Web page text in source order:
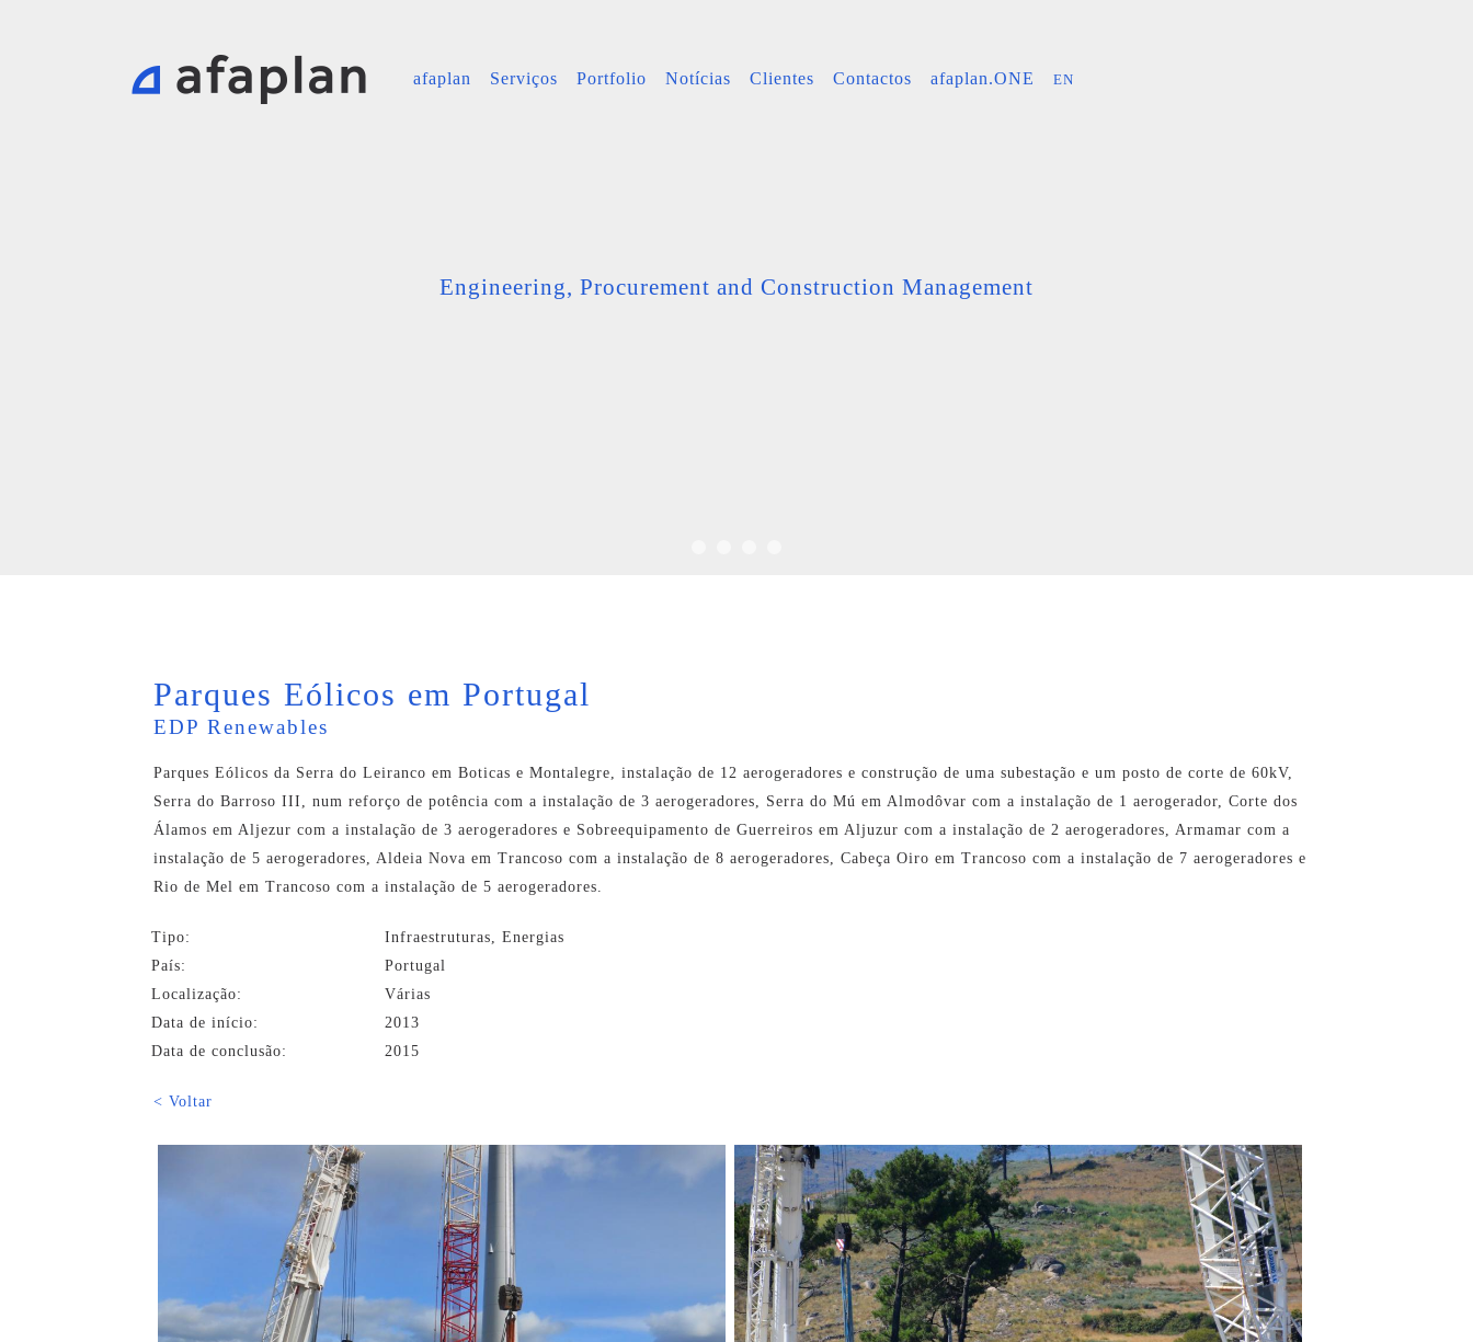
afaplan Serviços Portfolio Notícias Clientes Contactos afaplan.ONE EN
Engineering, Procurement and Construction Management
Parques Eólicos em Portugal
EDP Renewables
Parques Eólicos da Serra do Leiranco em Boticas e Montalegre, instalação de 12 aerogeradores e construção de uma subestação e um posto de corte de 60kV,
Serra do Barroso III, num reforço de potência com a instalação de 3 aerogeradores, Serra do Mú em Almodôvar com a instalação de 1 aerogerador, Corte dos
Álamos em Aljezur com a instalação de 3 aerogeradores e Sobreequipamento de Guerreiros em Aljuzur com a instalação de 2 aerogeradores, Armamar com a
instalação de 5 aerogeradores, Aldeia Nova em Trancoso com a instalação de 8 aerogeradores, Cabeça Oiro em Trancoso com a instalação de 7 aerogeradores e
Rio de Mel em Trancoso com a instalação de 5 aerogeradores.
Tipo:
Infraestruturas, Energias
País:
Portugal
Localização:
Várias
Data de início:
2013
Data de conclusão:
2015
< Voltar